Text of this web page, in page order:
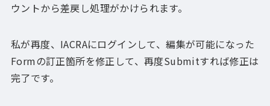
ウントから差戻し処理がかけられます。
私が再度、IACRAにログインして、編集が可能になった
Formの訂正箇所を修正して、再度Submitすれば修正は
完了です。